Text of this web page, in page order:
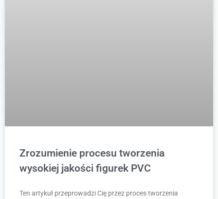
Zrozumienie procesu tworzenia
wysokiej jakości figurek PVC
Ten artykuł przeprowadzi Cię przez proces tworzenia